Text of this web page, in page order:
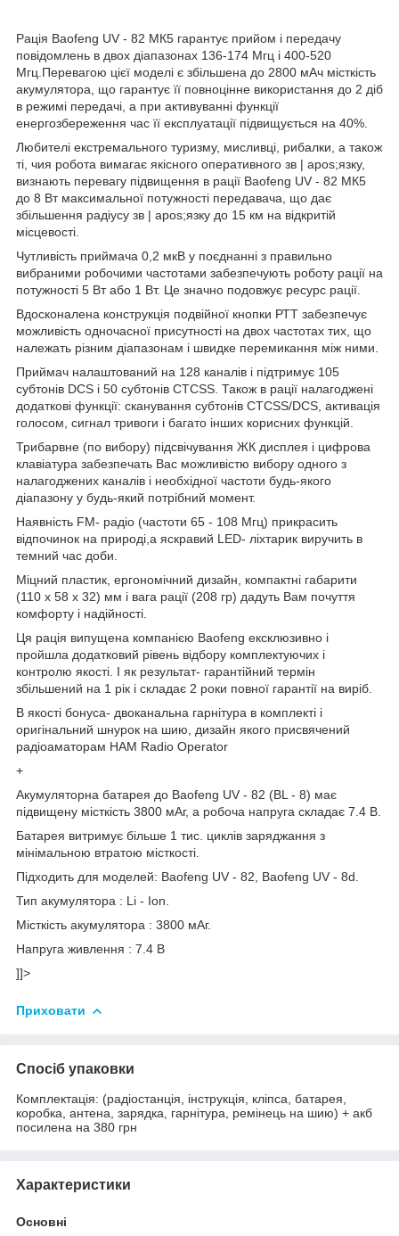
Рація Baofeng UV - 82 МК5 гарантує прийом і передачу
повідомлень в двох діапазонах 136-174 Мгц і 400-520
Мгц.Перевагою цієї моделі є збільшена до 2800 мАч місткість
акумулятора, що гарантує її повноцінне використання до 2 діб
в режимі передачі, а при активуванні функції
енергозбереження час її експлуатації підвищується на 40%.
Любителі екстремального туризму, мисливці, рибалки, а також
ті, чия робота вимагає якісного оперативного зв | apos;язку,
визнають перевагу підвищення в рації Baofeng UV - 82 МК5
до 8 Вт максимальної потужності передавача, що дає
збільшення радіусу зв | apos;язку до 15 км на відкритій
місцевості.
Чутливість приймача 0,2 мкВ у поєднанні з правильно
вибраними робочими частотами забезпечують роботу рації на
потужності 5 Вт або 1 Вт. Це значно подовжує ресурс рації.
Вдосконалена конструкція подвійної кнопки РТТ забезпечує
можливість одночасної присутності на двох частотах тих, що
належать різним діапазонам і швидке перемикання між ними.
Приймач налаштований на 128 каналів і підтримує 105
субтонів DCS і 50 субтонів CTCSS. Також в рації налагоджені
додаткові функції: сканування субтонів CTCSS/DCS, активація
голосом, сигнал тривоги і багато інших корисних функцій.
Трибарвне (по вибору) підсвічування ЖК дисплея і цифрова
клавіатура забезпечать Вас можливістю вибору одного з
налагоджених каналів і необхідної частоти будь-якого
діапазону у будь-який потрібний момент.
Наявність FM- радіо (частоти 65 - 108 Мгц) прикрасить
відпочинок на природі,а яскравий LED- ліхтарик виручить в
темний час доби.
Міцний пластик, ергономічний дизайн, компактні габарити
(110 х 58 x 32) мм і вага рації (208 гр) дадуть Вам почуття
комфорту і надійності.
Ця рація випущена компанією Baofeng ексклюзивно і
пройшла додатковий рівень відбору комплектуючих і
контролю якості. І як результат- гарантійний термін
збільшений на 1 рік і складає 2 роки повної гарантії на виріб.
В якості бонуса- двоканальна гарнітура в комплекті і
оригінальний шнурок на шию, дизайн якого присвячений
радіоаматорам HAM Radio Operator
+
Акумуляторна батарея до Baofeng UV - 82 (BL - 8) має
підвищену місткість 3800 мАг, а робоча напруга складає 7.4 В.
Батарея витримує більше 1 тис. циклів заряджання з
мінімальною втратою місткості.
Підходить для моделей: Baofeng UV - 82, Baofeng UV - 8d.
Тип акумулятора : Li - Ion.
Місткість акумулятора : 3800 мАг.
Напруга живлення : 7.4 В
]]>
Приховати
Спосіб упаковки
Комплектація: (радіостанція, інструкція, кліпса, батарея,
коробка, антена, зарядка, гарнітура, ремінець на шию) + акб
посилена на 380 грн
Характеристики
Основні